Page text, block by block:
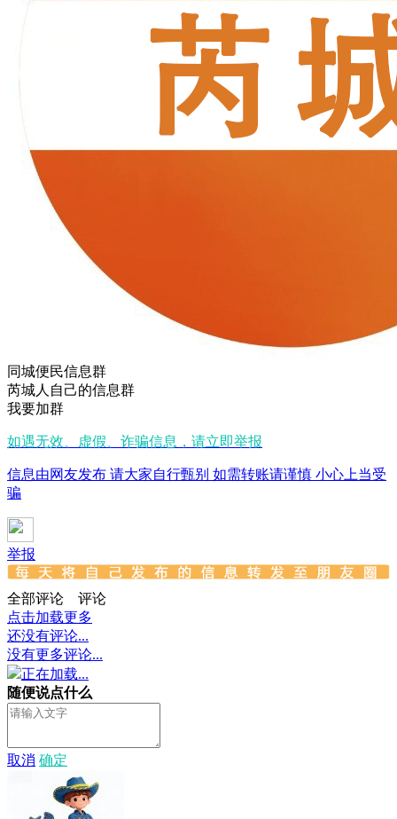
同城便民信息群
芮城人自己的信息群
我要加群
如遇无效、虚假、诈骗信息，请立即举报
信息由网友发布 请大家自行甄别 如需转账请谨慎 小心上当受
骗
举报
全部评论
评论
点击加载更多
还没有评论...
没有更多评论...
正在加载...
随便说点什么
取消 确定